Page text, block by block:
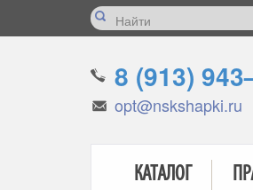
8 (913)
opt@nskshapki.ru
КАТАЛОГ